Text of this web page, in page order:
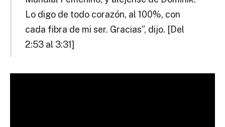
Lo digo de todo corazón, al 100%, con
cada fibra de mi ser. Gracias”, dijo. [Del
2:53 al 3:31]